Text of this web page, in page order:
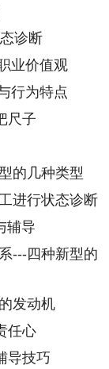
诊断
业价值观
行为特点
尺子
的几种类型
进行状态诊断
辅导
---四种新型的
发动机
任心
导技巧